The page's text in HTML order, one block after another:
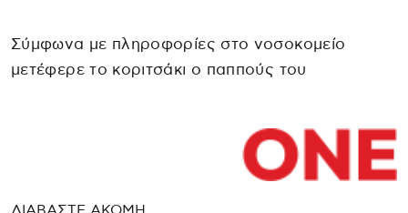
Σύμφωνα με πληροφορίες στο νοσοκομείο
μετέφερε το κοριτσάκι ο παππούς του